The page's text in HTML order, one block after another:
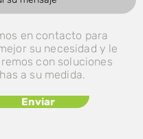
en contacto para
su necesidad y le
con soluciones
a su medida.
Enviar